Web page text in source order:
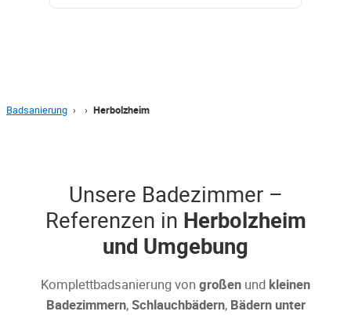
Badsanierung › › Herbolzheim
Unsere Badezimmer –
Referenzen in Herbolzheim
und Umgebung
Komplettbadsanierung von großen und kleinen
Badezimmern,Schlauchbädern, Bädern unter